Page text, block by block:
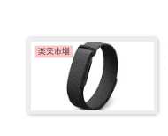
楽天市場